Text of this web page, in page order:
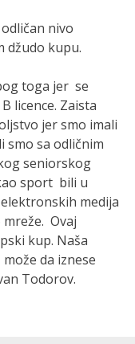
nivo
džudo kupu.
toga jer se
licence. Zaista
jer smo imali
smo sa odličnim
seniorskog
sport bili u
medija
Ovaj
kup. Naša
da iznese
Todorov.